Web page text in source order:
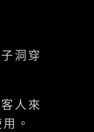
洞穿
人來
。